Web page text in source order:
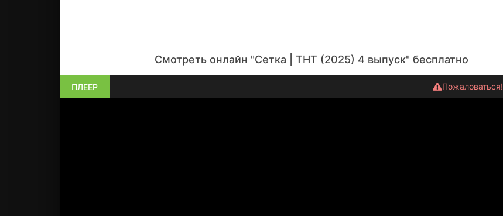
Смотреть онлайн "Сетка | ТНТ (2025) 4 выпуск" бесплатно
ПЛЕЕР Пожаловаться!